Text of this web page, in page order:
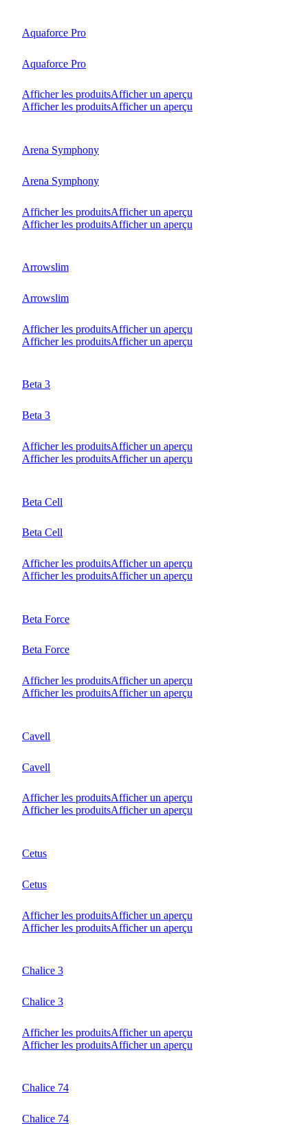
Aquaforce Pro
Aquaforce Pro
Afficher les produitsAfficher un aperçu
Afficher les produitsAfficher un aperçu
Arena Symphony
Arena Symphony
Afficher les produitsAfficher un aperçu
Afficher les produitsAfficher un aperçu
Arrowslim
Arrowslim
Afficher les produitsAfficher un aperçu
Afficher les produitsAfficher un aperçu
Beta 3
Beta 3
Afficher les produitsAfficher un aperçu
Afficher les produitsAfficher un aperçu
Beta Cell
Beta Cell
Afficher les produitsAfficher un aperçu
Afficher les produitsAfficher un aperçu
Beta Force
Beta Force
Afficher les produitsAfficher un aperçu
Afficher les produitsAfficher un aperçu
Cavell
Cavell
Afficher les produitsAfficher un aperçu
Afficher les produitsAfficher un aperçu
Cetus
Cetus
Afficher les produitsAfficher un aperçu
Afficher les produitsAfficher un aperçu
Chalice 3
Chalice 3
Afficher les produitsAfficher un aperçu
Afficher les produitsAfficher un aperçu
Chalice 74
Chalice 74